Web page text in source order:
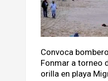
Convoca
Fonmar a torneo
orilla en playa